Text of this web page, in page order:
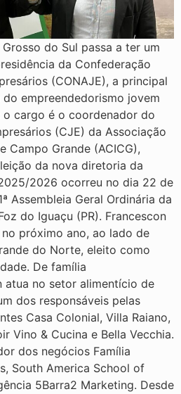
do Sul passa a ter um
da Confederação
(CONAJE), a principal
empreendedorismo jovem
o cargo é o coordenador do
(CJE) da Associação
Campo Grande (ACICG),
da nova diretoria da
2026 ocorreu no dia 22 de
Assembleia Geral Ordinária da
do Iguaçu (PR). Francescon
próximo ano, ao lado de
do Norte, eleito como
De família
atua no setor alimentício de
dos responsáveis pelas
Casa Colonial, Villa Raiano,
Vino & Cucina e Bella Vecchia.
dos negócios Família
South America School of
5Barra2 Marketing. Desde